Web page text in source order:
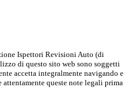
Ispettori Revisioni Auto (di
di questo sito web sono soggetti
accetta integralmente navigando e
queste note legali prima